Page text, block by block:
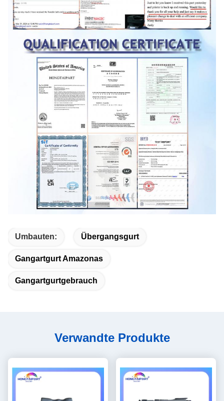
Umbauten: Übergangsgurt
Gangartgurt Amazonas
Gangartgurtgebrauch
Verwandte Produkte